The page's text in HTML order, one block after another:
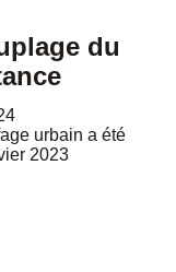
du
urbain a été
2023